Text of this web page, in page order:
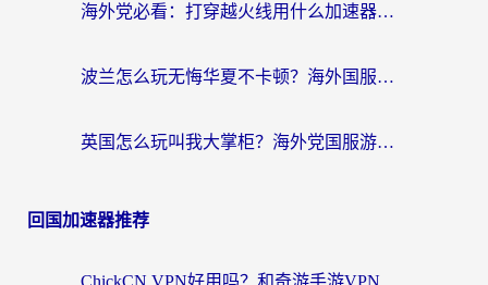
海外党必看：打穿越火线用什么加速器？解决延迟卡顿，还能玩奇妙拼图世界和第五人格
波兰怎么玩无悔华夏不卡顿？海外国服游戏加速器终极指南（附征途2萤火突击解决方案）
英国怎么玩叫我大掌柜？海外党国服游戏加速避坑指南（附实测推荐）
回国加速器推荐